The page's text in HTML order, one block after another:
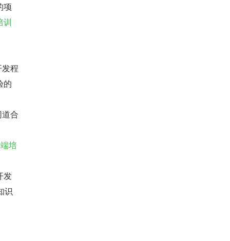
项
训
程
的
合
培
发
识